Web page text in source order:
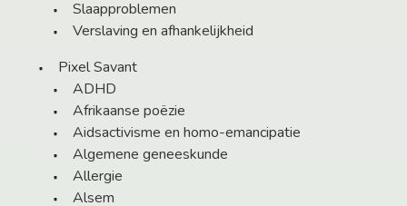
Slaapproblemen
Verslaving en afhankelijkheid
Pixel Savant
ADHD
Afrikaanse poëzie
Aidsactivisme en homo-emancipatie
Algemene geneeskunde
Allergie
Alsem